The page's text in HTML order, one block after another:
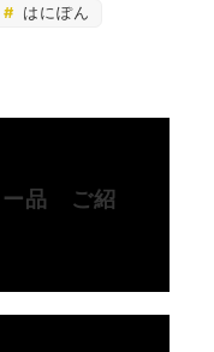
はにぽん
ー品 ご紹